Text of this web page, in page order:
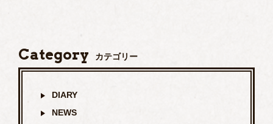
Category カテゴリー
DIARY
NEWS